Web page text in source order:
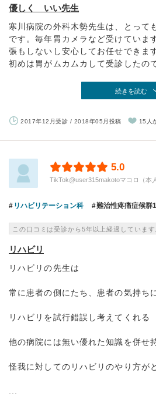
優しく いい先生
寒川病院の外科木勢先生は、とって
です。毎年胃カメラなど受けていま
張もしないし安心してお任せできま
初めは胃がムカムカして受診したの
続きを読む
2017年12月受診 / 2018年05月投稿 15人
5.0
TikTok@user315makotoマコロ（本
リハビリテーション科 難治性疼痛症候群
この口コミは受診から5年以上経過しています
リハビリ
リハビリの先生は
常に患者の側にたち、患者の気持ち
リハビリを試行錯誤し考えてくれる
他の病院には無い優れた知識を併せ
怪我に対してのリハビリのやり方が